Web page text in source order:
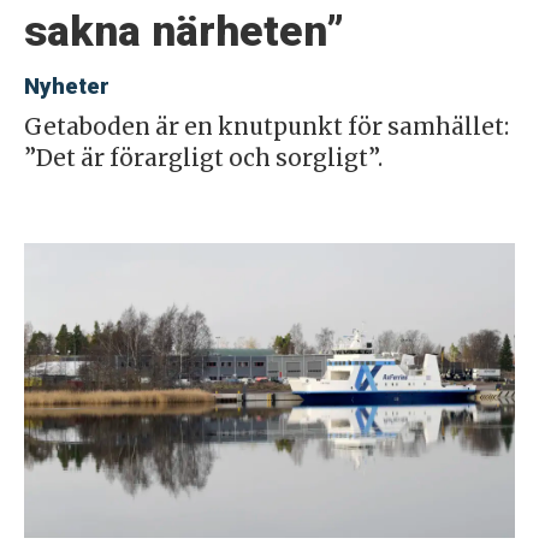
sakna närheten”
Nyheter
Getaboden är en knutpunkt för samhället:
”Det är förargligt och sorgligt”.